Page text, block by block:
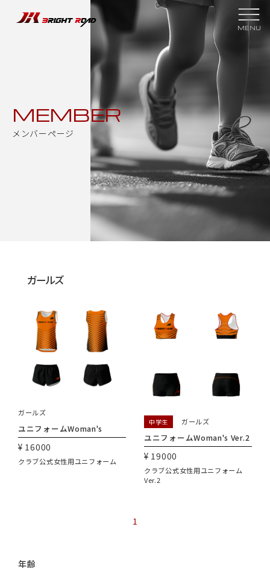
スクールについて
クラブ紹介
スクール理念
スケジュール
指導者紹介
スクールプラン
スポンサー
メンバーページ
入会申し込み
お問い合わせ
MEMBER
メンバーページ
ガールズ
ガールズ
ユニフォームWoman's
¥ 16000
クラブ公式女性用ユニフォーム
中学生 ガールズ
ユニフォームWoman's Ver.2
¥ 19000
クラブ公式女性用ユニフォーム
Ver.2
1
年齢